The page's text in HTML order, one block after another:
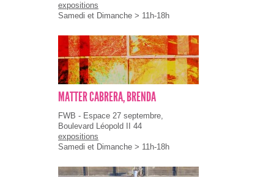
expositions
Samedi et Dimanche > 11h-18h
MATTER CABRERA, BRENDA
FWB - Espace 27 septembre,
Boulevard Léopold II 44
expositions
Samedi et Dimanche > 11h-18h